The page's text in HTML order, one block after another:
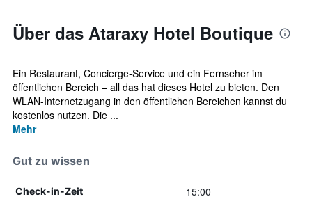
Über das Ataraxy Hotel Boutique
Ein Restaurant, Concierge-Service und ein Fernseher im
öffentlichen Bereich – all das hat dieses Hotel zu bieten. Den
WLAN-Internetzugang in den öffentlichen Bereichen kannst du
kostenlos nutzen. Die ...
Mehr
Gut zu wissen
Check-in-Zeit 15:00